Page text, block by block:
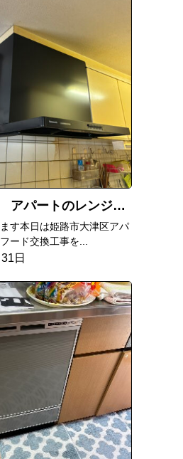
ートのレンジフード交換
す本日は姫路市大津区アパ
ード交換工事を...
日